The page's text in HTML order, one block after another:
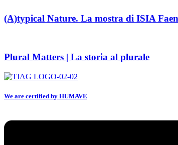
(A)typical Nature. La mostra di ISIA
Plural Matters | La storia al plurale
We are certified by HUMAVE